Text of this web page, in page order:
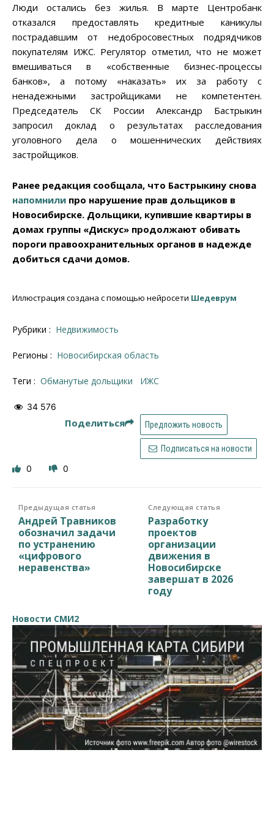
Люди остались без жилья. В марте Центробанк
отказался предоставлять кредитные каникулы
пострадавшим от недобросовестных подрядчиков
покупателям ИЖС. Регулятор отметил, что не может
вмешиваться в «собственные бизнес-процессы
банков», а потому «наказать» их за работу с
ненадежными застройщиками не компетентен.
Председатель СК России Александр Бастрыкин
запросил доклад о результатах расследования
уголовного дела о мошеннических действиях
застройщиков.
Ранее редакция сообщала, что Бастрыкину снова
напомнили про нарушение прав дольщиков в
Новосибирске. Дольщики, купившие квартиры в
домах группы «Дискус» продолжают обивать
пороги правоохранительных органов в надежде
добиться сдачи домов.
Иллюстрация создана с помощью нейросети Шедеврум
Рубрики : Недвижимость
Регионы : Новосибирская область
Теги : обманутые дольщики ИЖС
34 576
Поделиться Предложить новость
Подписаться на новости
0 0
Предыдущая статья
Андрей Травников
обозначил задачи
по устранению
«цифрового
неравенства»
Следующая статья
Разработку
проектов
организации
движения в
Новосибирске
завершат в 2026
году
Новости СМИ2